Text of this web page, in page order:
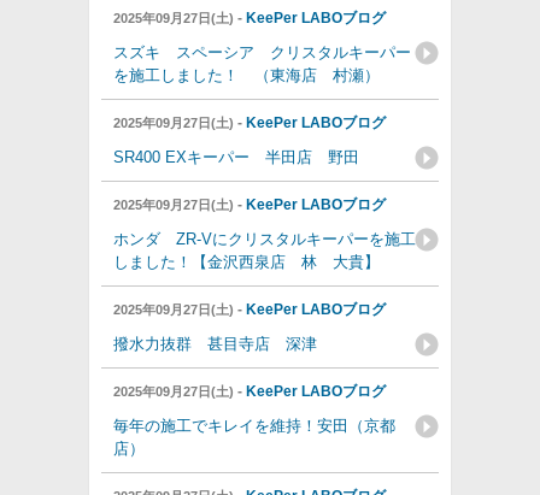
2025年09月27日(土) - KeePer LABOブログ
スズキ スペーシア クリスタルキーパー
を施工しました！ （東海店 村瀬）
2025年09月27日(土) - KeePer LABOブログ
SR400 EXキーパー 半田店 野田
2025年09月27日(土) - KeePer LABOブログ
ホンダ ZR-Vにクリスタルキーパーを施工
しました！【金沢西泉店 林 大貴】
2025年09月27日(土) - KeePer LABOブログ
撥水力抜群 甚目寺店 深津
2025年09月27日(土) - KeePer LABOブログ
毎年の施工でキレイを維持！安田（京都
店）